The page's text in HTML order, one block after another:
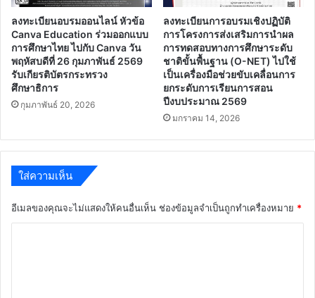
ลงทะเบียนอบรมออนไลน์ หัวข้อ
Canva Education ร่วมออกแบบ
การศึกษาไทย ไปกับ Canva วัน
พฤหัสบดีที่ 26 กุมภาพันธ์ 2569
รับเกียรติบัตรกระทรวง
ศึกษาธิการ
กุมภาพันธ์ 20, 2026
ลงทะเบียนการอบรมเชิงปฏิบัติ
การโครงการส่งเสริมการนำผล
การทดสอบทางการศึกษาระดับ
ชาติขั้นพื้นฐาน (O-NET) ไปใช้
เป็นเครื่องมือช่วยขับเคลื่อนการ
ยกระดับการเรียนการสอน
ปีงบประมาณ 2569
มกราคม 14, 2026
ใส่ความเห็น
อีเมลของคุณจะไม่แสดงให้คนอื่นเห็น ช่องข้อมูลจำเป็นถูกทำเครื่องหมาย *